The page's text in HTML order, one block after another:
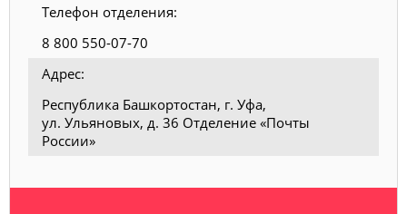
Телефон отделения:
8 800 550-07-70
Адрес:
Республика Башкортостан, г. Уфа,
ул. Ульяновых, д. 36 Отделение «Почты
России»